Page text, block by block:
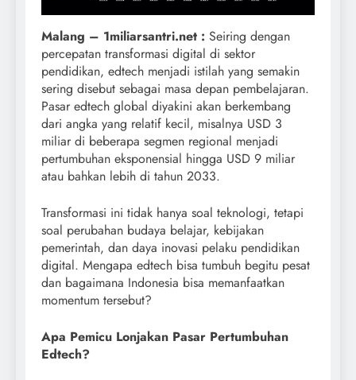
Malang – 1miliarsantri.net : Seiring dengan
percepatan transformasi digital di sektor
pendidikan, edtech menjadi istilah yang semakin
sering disebut sebagai masa depan pembelajaran.
Pasar edtech global diyakini akan berkembang
dari angka yang relatif kecil, misalnya USD 3
miliar di beberapa segmen regional menjadi
pertumbuhan eksponensial hingga USD 9 miliar
atau bahkan lebih di tahun 2033.
Transformasi ini tidak hanya soal teknologi, tetapi
soal perubahan budaya belajar, kebijakan
pemerintah, dan daya inovasi pelaku pendidikan
digital. Mengapa edtech bisa tumbuh begitu pesat
dan bagaimana Indonesia bisa memanfaatkan
momentum tersebut?
Apa Pemicu Lonjakan Pasar Pertumbuhan
Edtech?